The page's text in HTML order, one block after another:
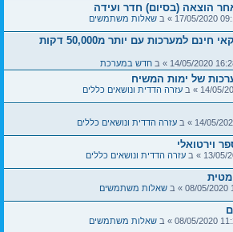
הוצאה (בסיום) חדר ועידה
שאלות משתמשים
חדש - מספר אמריקאי חינם למערכות עם יותר מ50,000 דקות
חדש במערכת
של ימות המשיח
עזרה הדדית ונושאים כללים
עזרה הדדית ונושאים כללים
וירטואלי
עזרה הדדית ונושאים כללים
שאלות משתמשים
שאלות משתמשים